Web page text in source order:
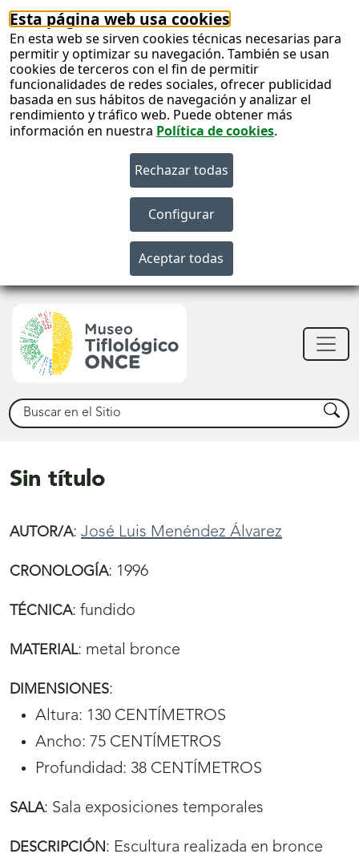
Esta página web usa cookies
En esta web se sirven cookies técnicas necesarias para
permitir y optimizar su navegación. También se usan
cookies de terceros con el fin de permitir
funcionalidades de redes sociales, ofrecer publicidad
basada en sus hábitos de navegación y analizar el
rendimiento y tráfico web. Puede obtener más
información en nuestra Política de cookies.
Buscar Buscar
Sin título
AUTOR/A: José Luis Menéndez Álvarez
CRONOLOGÍA: 1996
TÉCNICA: fundido
MATERIAL: metal bronce
DIMENSIONES:
Altura: 130 CENTÍMETROS
Ancho: 75 CENTÍMETROS
Profundidad: 38 CENTÍMETROS
SALA: Sala exposiciones temporales
DESCRIPCIÓN: Escultura realizada en bronce